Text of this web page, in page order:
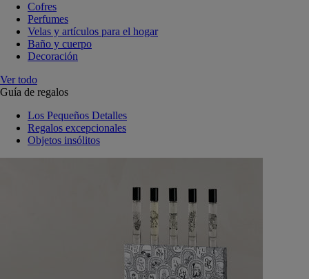
Cofres
Perfumes
Velas y artículos para el hogar
Baño y cuerpo
Decoración
Ver todo
Guía de regalos
Los Pequeños Detalles
Regalos excepcionales
Objetos insólitos